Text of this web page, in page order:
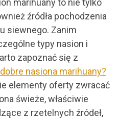
marihuany to nie tylko
źródła pochodzenia
siewnego. Zanim
typy nasion i
zapoznać się z
nasiona marihuany?
elementy oferty zwracać
świeże, właściwie
z rzetelnych źródeł,